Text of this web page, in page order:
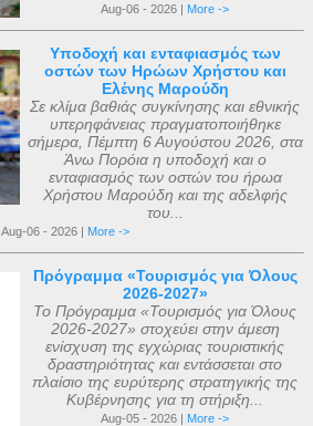
Aug-06 - 2026 | More ->
Υποδοχή και ενταφιασμός των
οστών των Ηρώων Χρήστου και
Ελένης Μαρούδη
Σε κλίμα βαθιάς συγκίνησης και εθνικής
υπερηφάνειας πραγματοποιήθηκε
σήμερα, Πέμπτη 6 Αυγούστου 2026, στα
Άνω Πορόια η υποδοχή και ο
ενταφιασμός των οστών του ήρωα
Χρήστου Μαρούδη και της αδελφής
του...
Aug-06 - 2026 | More ->
Πρόγραμμα «Τουρισμός για Όλους
2026-2027»
Το Πρόγραμμα «Τουρισμός για Όλους
2026-2027» στοχεύει στην άμεση
ενίσχυση της εγχώριας τουριστικής
δραστηριότητας και εντάσσεται στο
πλαίσιο της ευρύτερης στρατηγικής της
Κυβέρνησης για τη στήριξη...
Aug-05 - 2026 | More ->